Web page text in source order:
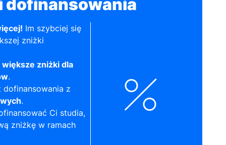
dofinansowania
Im szybciej się
zniżki
większe zniżki dla
.
z
.
Ci studia,
zniżkę w ramach